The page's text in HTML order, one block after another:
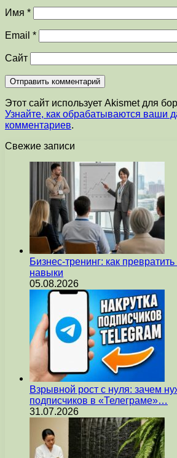
Имя *
Email *
Сайт
Этот сайт использует Akismet для
Узнайте, как обрабатываются ваши
комментариев.
Свежие записи
Бизнес-тренинг: как
навыки
05.08.2026
Взрывной рост с нуля: зачем
подписчиков в «Телеграме»…
31.07.2026